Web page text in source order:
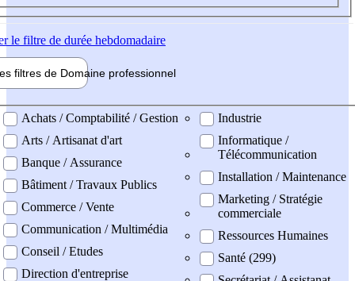
le filtre de durée hebdomadaire
filtres de Domaine professionnel
professionel
Achats / Comptabilité / Gestion
Arts / Artisanat d'art
Banque / Assurance
Bâtiment / Travaux Publics
Commerce / Vente
Communication / Multimédia
Conseil / Etudes
Direction d'entreprise
Industrie
Informatique /
Télécommunication
Installation / Maintenance
Marketing / Stratégie
commerciale
Ressources Humaines
Santé (299)